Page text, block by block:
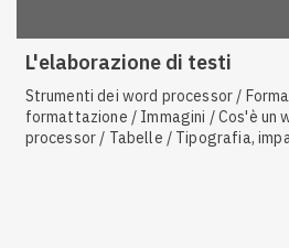
L'elaborazione di testi
Strumenti dei word processor /
formattazione / Immagini / Cos'è un word
processor / Tabelle / Tipografia,